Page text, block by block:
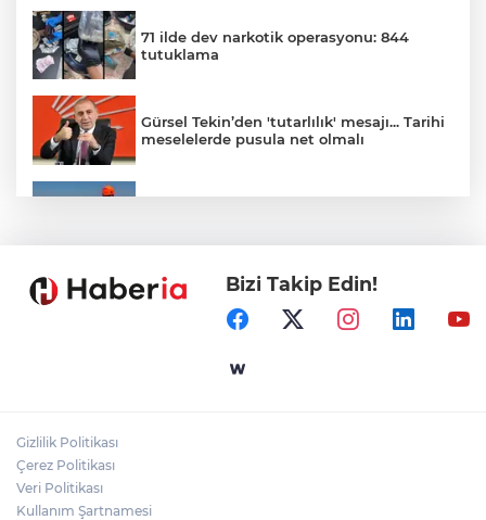
71 ilde dev narkotik operasyonu: 844
tutuklama
Gürsel Tekin’den 'tutarlılık' mesajı... Tarihi
meselelerde pusula net olmalı
Samsun’da Alaçam'a yeni yaşam alanı
Yapay zekada onlarca uygulamanın
Bizi Takip Edin!
Gizlilik Politikası
Çerez Politikası
Veri Politikası
Kullanım Şartnamesi